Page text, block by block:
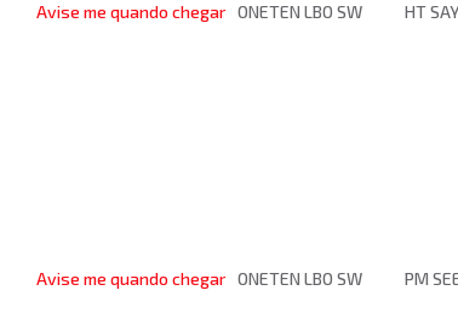
Avise me quando chegar ONETEN LBO SW HT
Avise me quando chegar ONETEN LBO SW PM